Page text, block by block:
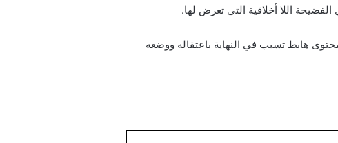
اللا أخلاقية التي تعرض لها.
هابط تسبب في النهاية باعتقاله ووضعه